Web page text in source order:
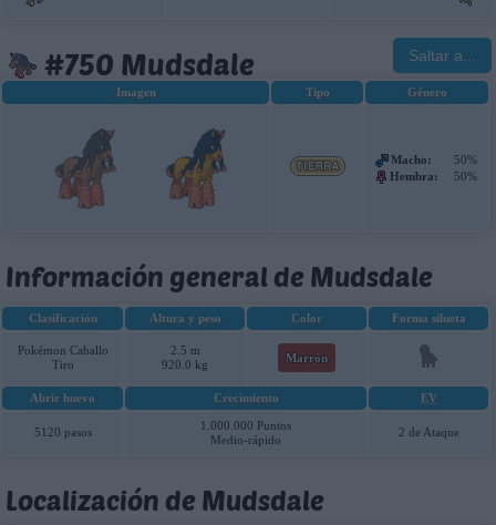
#750 Mudsdale Saltar a...
Imagen Tipo Género
Macho:
50%
Hembra:
50%
Información general de Mudsdale
Clasificación Altura y peso Color Forma silueta
Pokémon Caballo
Tiro
2.5 m
920.0 kg
Marrón
Abrir huevo Crecimiento EV
5120 pasos
1.000.000 Puntos
Medio-rápido
2 de Ataque
Localización de Mudsdale